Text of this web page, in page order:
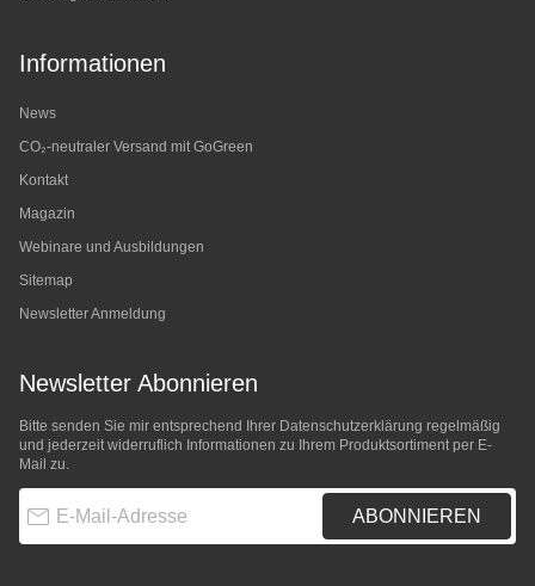
Informationen
News
CO₂-neutraler Versand mit GoGreen
Kontakt
Magazin
Webinare und Ausbildungen
Sitemap
Newsletter Anmeldung
Newsletter Abonnieren
Bitte senden Sie mir entsprechend Ihrer Datenschutzerklärung regelmäßig
und jederzeit widerruflich Informationen zu Ihrem Produktsortiment per E-
Mail zu.
ABONNIEREN